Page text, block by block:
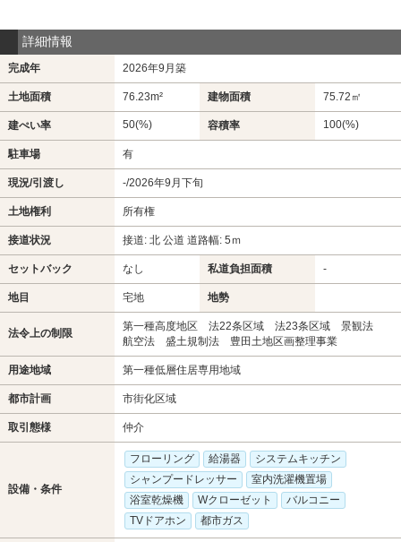
詳細情報
完成年 2026年9月築
土地面積 76.23m² 建物面積 75.72㎡
建ぺい率 50(%) 容積率 100(%)
駐車場 有
現況/引渡し -/2026年9月下旬
土地権利 所有権
接道状況 接道: 北 公道 道路幅: 5ｍ
セットバック なし 私道負担面積 -
地目 宅地 地勢
法令上の制限
第一種高度地区 法22条区域 法23条区域 景観法
航空法 盛土規制法 豊田土地区画整理事業
用途地域 第一種低層住居専用地域
都市計画 市街化区域
取引態様 仲介
設備・条件
フローリング 給湯器
システムキッチン
シャンプードレッサー
室内洗濯機置場
浴室乾燥機
Wクローゼット
バルコニー
TVドアホン
都市ガス